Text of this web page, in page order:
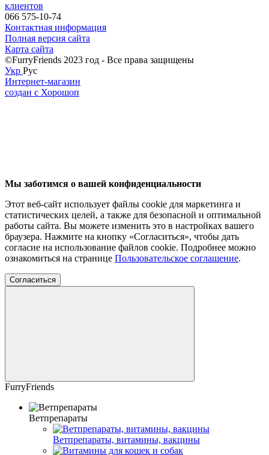
клиентов
066 575-10-74
Контактная информация
Полная версия сайта
Карта сайта
©FurryFriends 2023 год - Все права защищены
Укр Рус
Интернет-магазин
создан с Хорошоп
Мы заботимся о вашей конфиденциальности
Этот веб-сайт использует файлы cookie для маркетинга и
статистических целей, а также для безопасной и оптимальной
работы сайта. Вы можете изменить это в настройках вашего
браузера. Нажмите на кнопку «Согласиться», чтобы дать
согласие на использование файлов cookie. Подробнее можно
ознакомиться на странице Пользовательское соглашение.
Согласиться
FurryFriends
Ветпрепараты
Ветпрепараты, витамины, вакцины